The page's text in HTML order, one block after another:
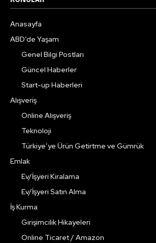
Anasayfa
ABD’de Yaşam
Genel Bilgi Postları
Güncel Haberler
Start-up Haberleri
Alışveriş
Online Alışveriş
Teknoloji
Türkiye’ye Ürün Getirtme ve Gümrük
Emlak
Ev/İşyeri Kiralama
Ev/İşyeri Satın Alma
İş Kurma
Girişimcilik Hikayeleri
Online Ticaret / Amazon